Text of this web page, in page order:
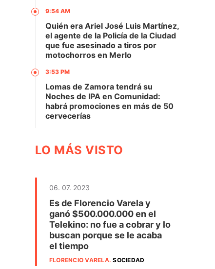
9:54 AM
Quién era Ariel José Luis Martínez,
el agente de la Policía de la Ciudad
que fue asesinado a tiros por
motochorros en Merlo
3:53 PM
Lomas de Zamora tendrá su
Noches de IPA en Comunidad:
habrá promociones en más de 50
cervecerías
LO MÁS VISTO
06. 07. 2023
Es de Florencio Varela y
ganó $500.000.000 en el
Telekino: no fue a cobrar y lo
buscan porque se le acaba
el tiempo
FLORENCIO VARELA.SOCIEDAD